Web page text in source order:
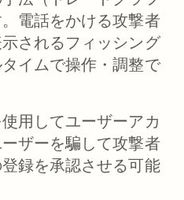
電話をかける攻撃者
されるフィッシング
イムで操作・調整で
用してユーザーアカ
ザーを騙して攻撃者
録を承認させる可能